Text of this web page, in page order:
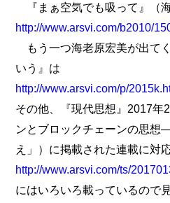
『まぁ空気でも吸って』（
http://www.arsvi.com/b2010/
もう一つ海老原宏美が出て
いう』は
http://www.arsvi.com/p/
その他、『現代思想』2017年
ンとブロックチェーンの思想
え」）に掲載された連載に対
http://www.arsvi.com/ts/
にはいろいろ載っているので